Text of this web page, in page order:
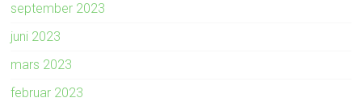
september 2023
juni 2023
mars 2023
februar 2023